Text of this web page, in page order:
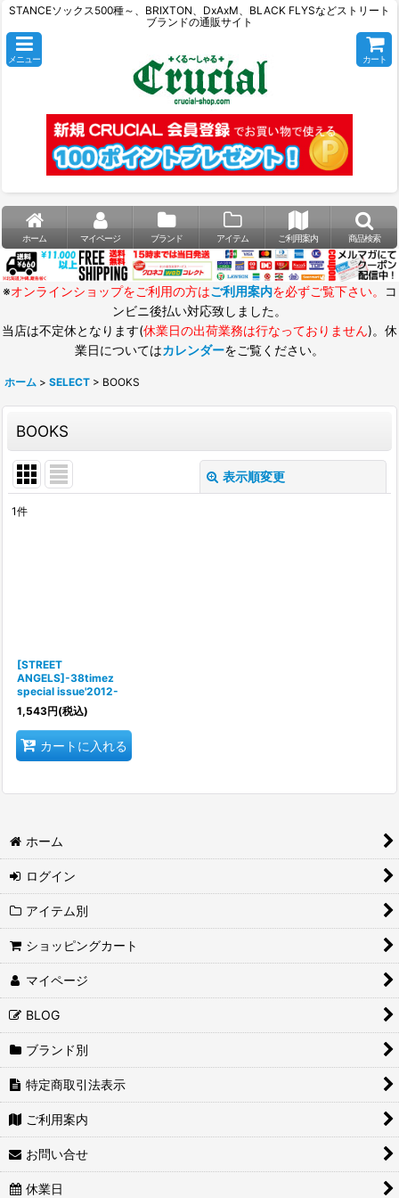
STANCEソックス500種～、BRIXTON、DxAxM、BLACK FLYSなどストリート
ブランドの通販サイト
メニュー カート
ホーム マイページ ブランド アイテム ご利用案内 商品検索
※オンラインショップをご利用の方はご利用案内を必ずご覧下さい。
コ
ンビニ後払い対応致しました。
当店は不定休となります(休業日の出荷業務は行なっておりません)。休
業日についてはカレンダーをご覧ください。
ホーム > SELECT > BOOKS
BOOKS
表示順変更
1件
[STREET
ANGELS]-38timez
special issue'2012-
1,543円(税込)
カートに入れる
ホーム
ログイン
アイテム別
ショッピングカート
マイページ
BLOG
ブランド別
特定商取引法表示
ご利用案内
お問い合せ
休業日